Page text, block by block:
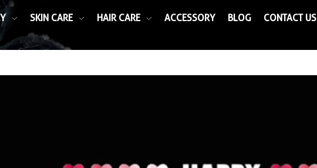
SKIN CARE HAIR CARE ACCESSORY BLOG CONTACT US